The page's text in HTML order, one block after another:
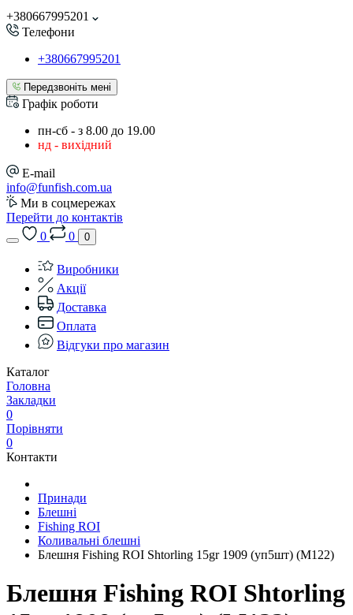
+380667995201
Телефони
+380667995201
Передзвоніть мені
Графік роботи
пн-сб - з 8.00 до 19.00
нд - вихідний
E-mail
info@funfish.com.ua
Ми в соцмережах
Перейти до контактів
0
0 0
Виробники
Акції
Доставка
Оплата
Відгуки про магазин
Каталог
Головна
Закладки
0
Порівняти
0
Контакти
Принади
Блешні
Fishing ROI
Коливальні блешні
Блешня Fishing ROI Shtorling 15gr 1909 (уп5шт) (M122)
Блешня Fishing ROI Shtorling